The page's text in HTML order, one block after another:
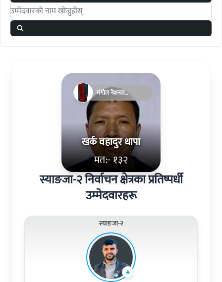
Search candidates
खर्क वहादुर थापा
मत:- १३२
मंगोल नेशनल
अर्गनाइजेसन
स्याङजा-२ निर्वाचन क्षेत्रका प्रतिष्पर्धी
उम्मेदवारहरू
स्याङजा-२